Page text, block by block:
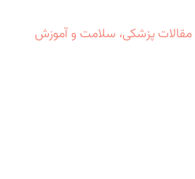
مقالات پزشکی، سلامت و آموزش